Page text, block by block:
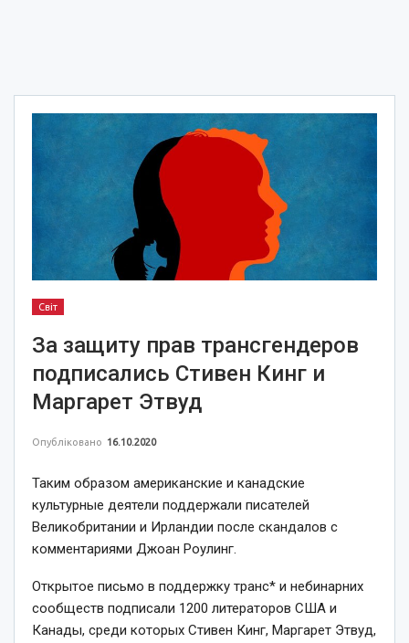
Світ
За защиту прав трансгендеров
подписались Стивен Кинг и
Маргарет Этвуд
Опубліковано 16.10.2020
Таким образом американские и канадские
культурные деятели поддержали писателей
Великобритании и Ирландии после скандалов с
комментариями Джоан Роулинг.
Открытое письмо в поддержку транс* и небинарних
сообществ подписали 1200 литераторов США и
Канады, среди которых Стивен Кинг, Маргарет Этвуд,